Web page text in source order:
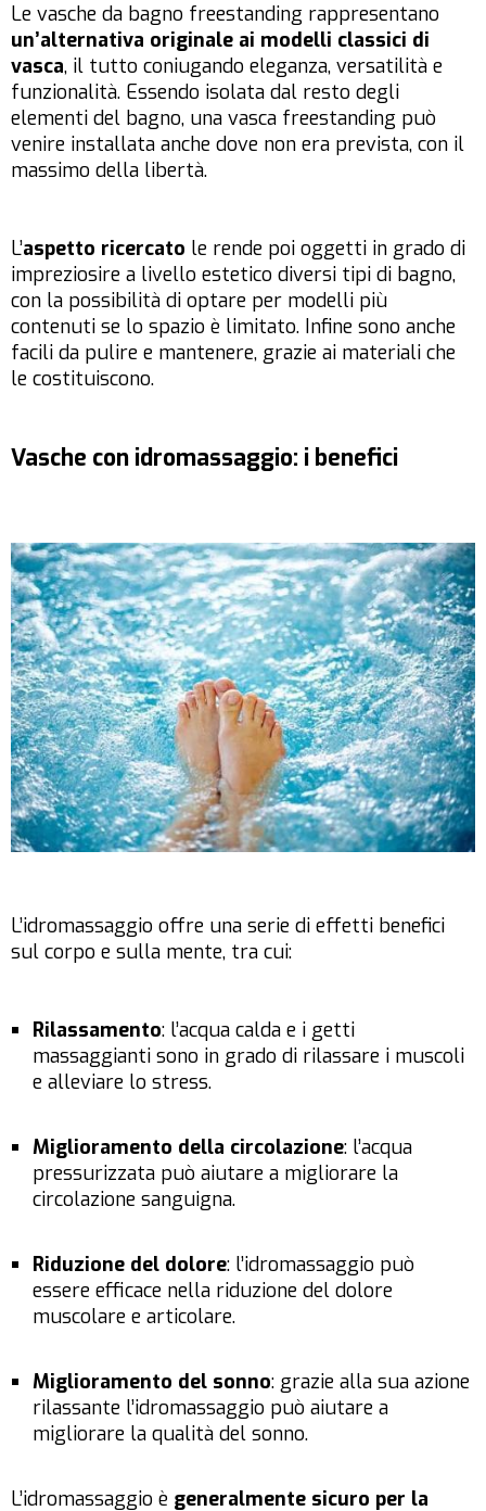
Le vasche da bagno freestanding rappresentano
un’alternativa originale ai modelli classici di
vasca, il tutto coniugando eleganza, versatilità e
funzionalità. Essendo isolata dal resto degli
elementi del bagno, una vasca freestanding può
venire installata anche dove non era prevista, con il
massimo della libertà.
L’aspetto ricercato le rende poi oggetti in grado di
impreziosire a livello estetico diversi tipi di bagno,
con la possibilità di optare per modelli più
contenuti se lo spazio è limitato. Infine sono anche
facili da pulire e mantenere, grazie ai materiali che
le costituiscono.
Vasche con idromassaggio: i benefici
L’idromassaggio offre una serie di effetti benefici
sul corpo e sulla mente, tra cui:
Rilassamento: l’acqua calda e i getti
massaggianti sono in grado di rilassare i muscoli
e alleviare lo stress.
Miglioramento della circolazione: l’acqua
pressurizzata può aiutare a migliorare la
circolazione sanguigna.
Riduzione del dolore: l’idromassaggio può
essere efficace nella riduzione del dolore
muscolare e articolare.
Miglioramento del sonno: grazie alla sua azione
rilassante l’idromassaggio può aiutare a
migliorare la qualità del sonno.
L’idromassaggio è generalmente sicuro per la